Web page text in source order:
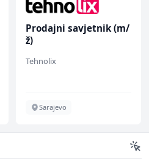
Prodajni savjetnik (m/
ž)
Tehnolix
Sarajevo